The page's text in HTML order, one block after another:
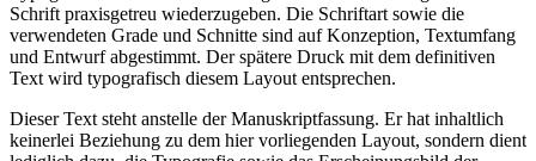
Schrift praxisgetreu wiederzugeben. Die Schriftart sowie die
verwendeten Grade und Schnitte sind auf Konzeption, Textumfang
und Entwurf abgestimmt. Der spätere Druck mit dem definitiven
Text wird typografisch diesem Layout entsprechen.
Dieser Text steht anstelle der Manuskriptfassung. Er hat inhaltlich
keinerlei Beziehung zu dem hier vorliegenden Layout, sondern dient